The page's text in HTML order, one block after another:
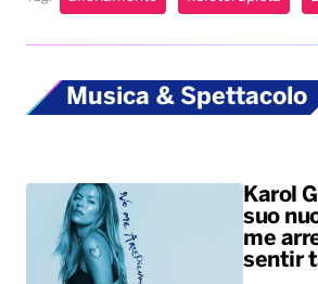
Musica & Spettacolo
Karol
suo
me
sentir